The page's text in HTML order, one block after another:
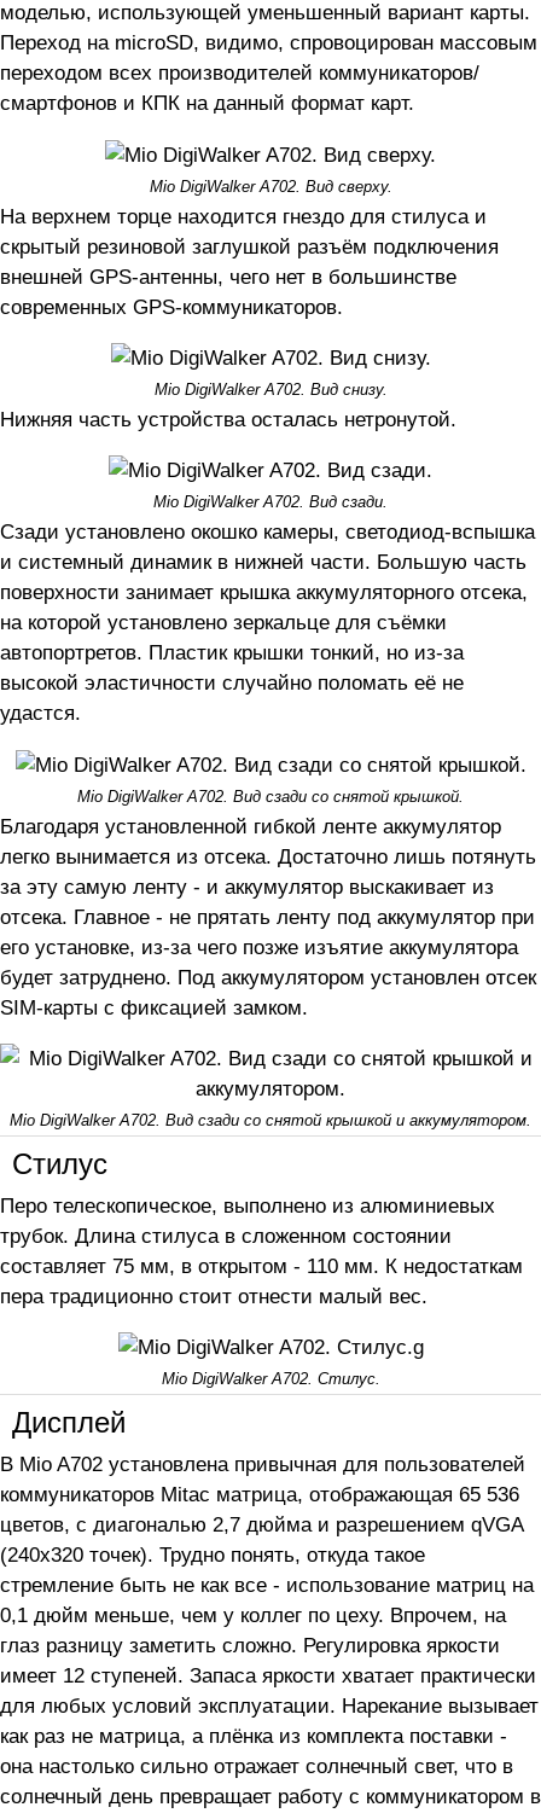
моделью, использующей уменьшенный вариант карты.
Переход на microSD, видимо, спровоцирован массовым
переходом всех производителей коммуникаторов/
смартфонов и КПК на данный формат карт.
Mio DigiWalker A702. Вид сверху.
На верхнем торце находится гнездо для стилуса и
скрытый резиновой заглушкой разъём подключения
внешней GPS-антенны, чего нет в большинстве
современных GPS-коммуникаторов.
Mio DigiWalker A702. Вид снизу.
Нижняя часть устройства осталась нетронутой.
Mio DigiWalker A702. Вид сзади.
Сзади установлено окошко камеры, светодиод-вспышка
и системный динамик в нижней части. Большую часть
поверхности занимает крышка аккумуляторного отсека,
на которой установлено зеркальце для съёмки
автопортретов. Пластик крышки тонкий, но из-за
высокой эластичности случайно поломать её не
удастся.
Mio DigiWalker A702. Вид сзади со снятой крышкой.
Благодаря установленной гибкой ленте аккумулятор
легко вынимается из отсека. Достаточно лишь потянуть
за эту самую ленту - и аккумулятор выскакивает из
отсека. Главное - не прятать ленту под аккумулятор при
его установке, из-за чего позже изъятие аккумулятора
будет затруднено. Под аккумулятором установлен отсек
SIM-карты с фиксацией замком.
Mio DigiWalker A702. Вид сзади со снятой крышкой и аккумулятором.
Стилус
Перо телескопическое, выполнено из алюминиевых
трубок. Длина стилуса в сложенном состоянии
составляет 75 мм, в открытом - 110 мм. К недостаткам
пера традиционно стоит отнести малый вес.
Mio DigiWalker A702. Стилус.
Дисплей
В Mio A702 установлена привычная для пользователей
коммуникаторов Mitac матрица, отображающая 65 536
цветов, с диагональю 2,7 дюйма и разрешением qVGA
(240х320 точек). Трудно понять, откуда такое
стремление быть не как все - использование матриц на
0,1 дюйм меньше, чем у коллег по цеху. Впрочем, на
глаз разницу заметить сложно. Регулировка яркости
имеет 12 ступеней. Запаса яркости хватает практически
для любых условий эксплуатации. Нарекание вызывает
как раз не матрица, а плёнка из комплекта поставки -
она настолько сильно отражает солнечный свет, что в
солнечный день превращает работу с коммуникатором в